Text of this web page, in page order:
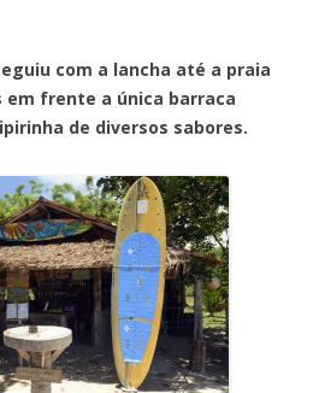
com a lancha até a praia
em frente a única barraca
de diversos sabores.